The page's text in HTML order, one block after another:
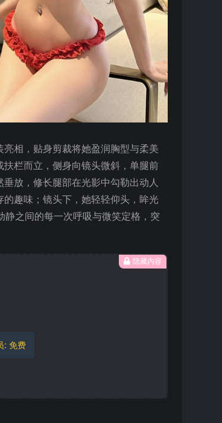
相，贴身剪裁将她盈润胸型与柔美
栏而立，侧身向镜头微斜，单腿前
放，修长腿部在光影中勾勒出动人
趣味；镜头下，她轻轻仰头，眸光
之间的每一次呼吸与微笑定格，突
隐藏内容
: 免费